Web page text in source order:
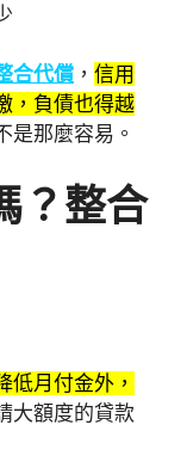
合代償 ， 信用
，負債也得越
是那麼容易。
？整合
低月付金外，
大額度的貸款